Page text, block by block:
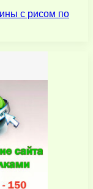
с рисом по